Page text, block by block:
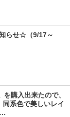
らせ☆（9/17～
購入出来たので、
系色で美しいレイ
…